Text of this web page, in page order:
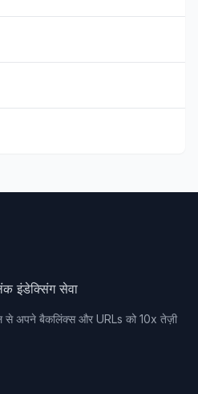
इंडेक्सिंग सेवा
से अपने बैकलिंक्स और URLs को 10x तेज़ी